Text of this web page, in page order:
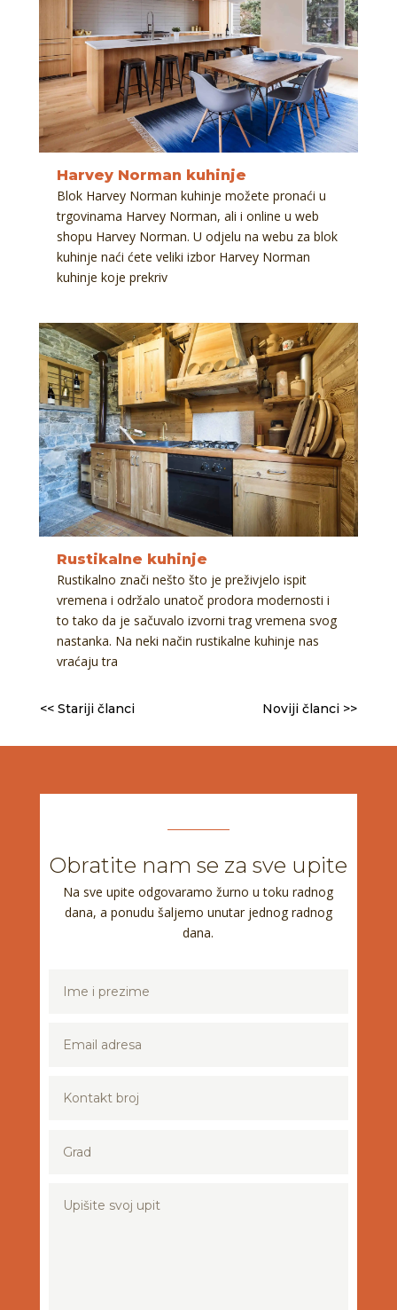
Harvey Norman kuhinje
Blok Harvey Norman kuhinje možete pronaći u
trgovinama Harvey Norman, ali i online u web
shopu Harvey Norman. U odjelu na webu za blok
kuhinje naći ćete veliki izbor Harvey Norman
kuhinje koje prekriv
Rustikalne kuhinje
Rustikalno znači nešto što je preživjelo ispit
vremena i održalo unatoč prodora modernosti i
to tako da je sačuvalo izvorni trag vremena svog
nastanka. Na neki način rustikalne kuhinje nas
vraćaju tra
<< Stariji članci Noviji članci >>
Obratite nam se za sve upite
Na sve upite odgovaramo žurno u toku radnog
dana, a ponudu šaljemo unutar jednog radnog
dana.